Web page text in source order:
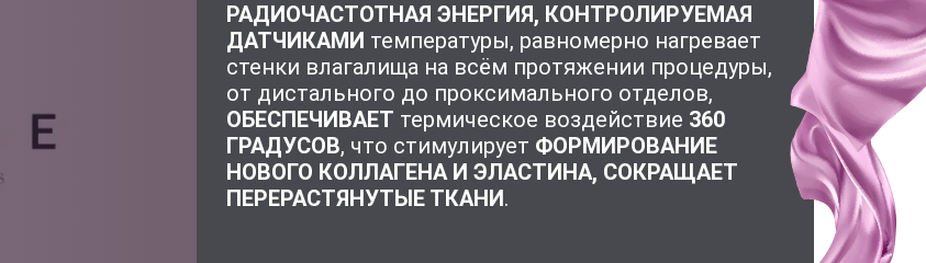
РАДИОЧАСТОТНАЯ ЭНЕРГИЯ, КОНТРОЛИРУЕМАЯ
ДАТЧИКАМИ температуры, равномерно нагревает
стенки влагалища на всём протяжении процедуры,
от дистального до проксимального отделов,
ОБЕСПЕЧИВАЕТ термическое воздействие 360
ГРАДУСОВ, что стимулирует ФОРМИРОВАНИЕ
НОВОГО КОЛЛАГЕНА И ЭЛАСТИНА, СОКРАЩАЕТ
ПЕРЕРАСТЯНУТЫЕ ТКАНИ.